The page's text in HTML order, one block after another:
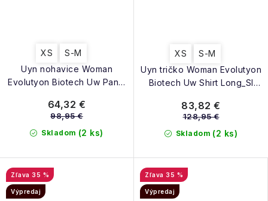
Uyn nohavice Woman
Evolutyon Biotech Uw Pants
XS S-M
Skladom (2 ks)
64,32 €
98,95 €
Uyn tričko Woman Evolutyon
Biotech Uw Shirt Long_Sl
XS S-M
Skladom (2 ks)
83,82 €
128,95 €
35 %
Výpredaj
35 %
Výpredaj